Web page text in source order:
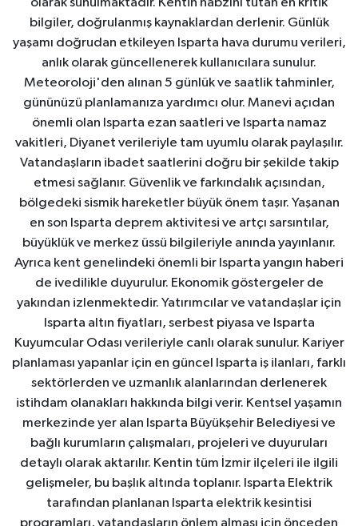
olarak sunulmaktadır. Kentin nabzını tutan en kritik
bilgiler, doğrulanmış kaynaklardan derlenir. Günlük
yaşamı doğrudan etkileyen Isparta hava durumu verileri,
anlık olarak güncellenerek kullanıcılara sunulur.
Meteoroloji'den alınan 5 günlük ve saatlik tahminler,
gününüzü planlamanıza yardımcı olur. Manevi açıdan
önemli olan Isparta ezan saatleri ve Isparta namaz
vakitleri, Diyanet verileriyle tam uyumlu olarak paylaşılır.
Vatandaşların ibadet saatlerini doğru bir şekilde takip
etmesi sağlanır. Güvenlik ve farkındalık açısından,
bölgedeki sismik hareketler büyük önem taşır. Yaşanan
en son Isparta deprem aktivitesi ve artçı sarsıntılar,
büyüklük ve merkez üssü bilgileriyle anında yayınlanır.
Ayrıca kent genelindeki önemli bir Isparta yangın haberi
de ivedilikle duyurulur. Ekonomik göstergeler de
yakından izlenmektedir. Yatırımcılar ve vatandaşlar için
Isparta altın fiyatları, serbest piyasa ve Isparta
Kuyumcular Odası verileriyle canlı olarak sunulur. Kariyer
planlaması yapanlar için en güncel Isparta iş ilanları, farklı
sektörlerden ve uzmanlık alanlarından derlenerek
istihdam olanakları hakkında bilgi verir. Kentsel yaşamın
merkezinde yer alan Isparta Büyükşehir Belediyesi ve
bağlı kurumların çalışmaları, projeleri ve duyuruları
detaylı olarak aktarılır. Kentin tüm İzmir ilçeleri ile ilgili
gelişmeler, bu başlık altında toplanır. Isparta Elektrik
tarafından planlanan Isparta elektrik kesintisi